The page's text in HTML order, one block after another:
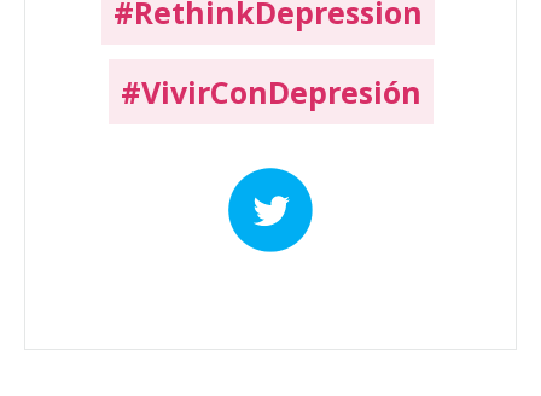
#RethinkDepression
#VivirConDepresión